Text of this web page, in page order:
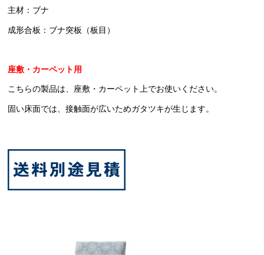
主材：ブナ
成形合板：ブナ突板（板目）
座敷・カーペット用
こちらの製品は、座敷・カーペット上でお使いください。
固い床面では、接触面が広いためガタツキが生じます。